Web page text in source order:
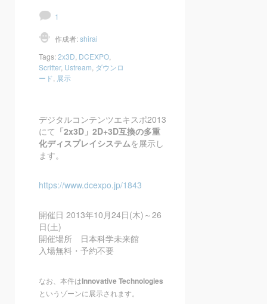
1
作成者:shirai
Tags:2x3D DCEXPO
Scritter, Ustream ダウンロ
ード 展示
デジタルコンテンツエキスポ2013
にて 「2x3D」2D+3D互換の多重
化ディスプレイシステムを展示し
ます。
https://www.dcexpo.jp/1843
開催日 2013年10月24日(木)～26
日(土)
開催場所 日本科学未来館
入場無料・予約不要
なお、本件はInnovative Technologies
というゾーンに展示されます。